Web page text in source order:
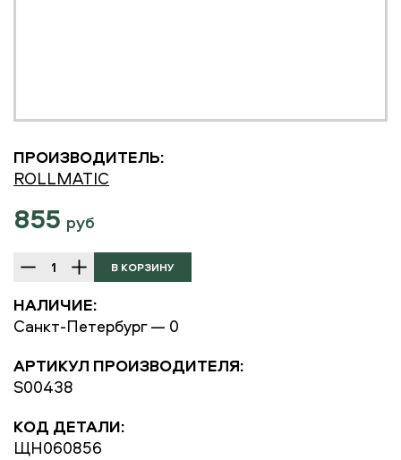
ПРОИЗВОДИТЕЛЬ:
ROLLMATIC
855 руб
НАЛИЧИЕ:
Санкт-Петербург — 0
АРТИКУЛ ПРОИЗВОДИТЕЛЯ:
S00438
КОД ДЕТАЛИ:
ЩН060856